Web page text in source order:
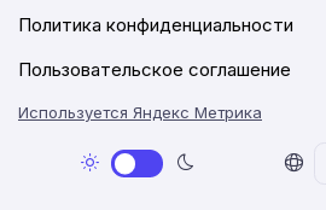
Политика конфиденциальности
Пользовательское соглашение
Используется Яндекс Метрика